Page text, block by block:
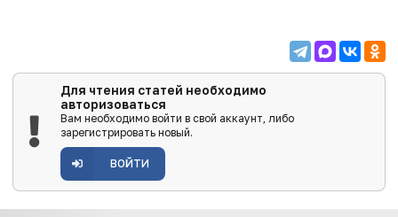
Для чтения статей необходимо
авторизоваться
Вам необходимо войти в свой аккаунт, либо
зарегистрировать новый.
ВОЙТИ